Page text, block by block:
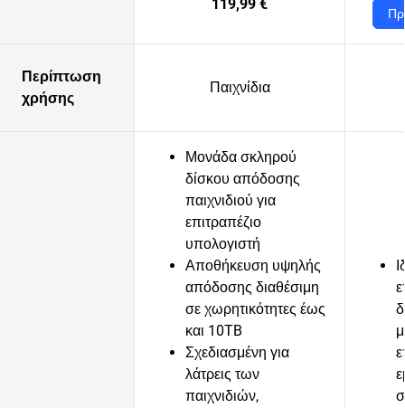
119,99 €
Περίπτωση
χρήσης
Παιχνίδια
Μονάδα σκληρού
δίσκου απόδοσης
παιχνιδιού για
επιτραπέζιο
υπολογιστή
Αποθήκευση υψηλής
απόδοσης διαθέσιμη
σε χωρητικότητες έως
και 10TB
Σχεδιασμένη για
λάτρεις των
παιχνιδιών,